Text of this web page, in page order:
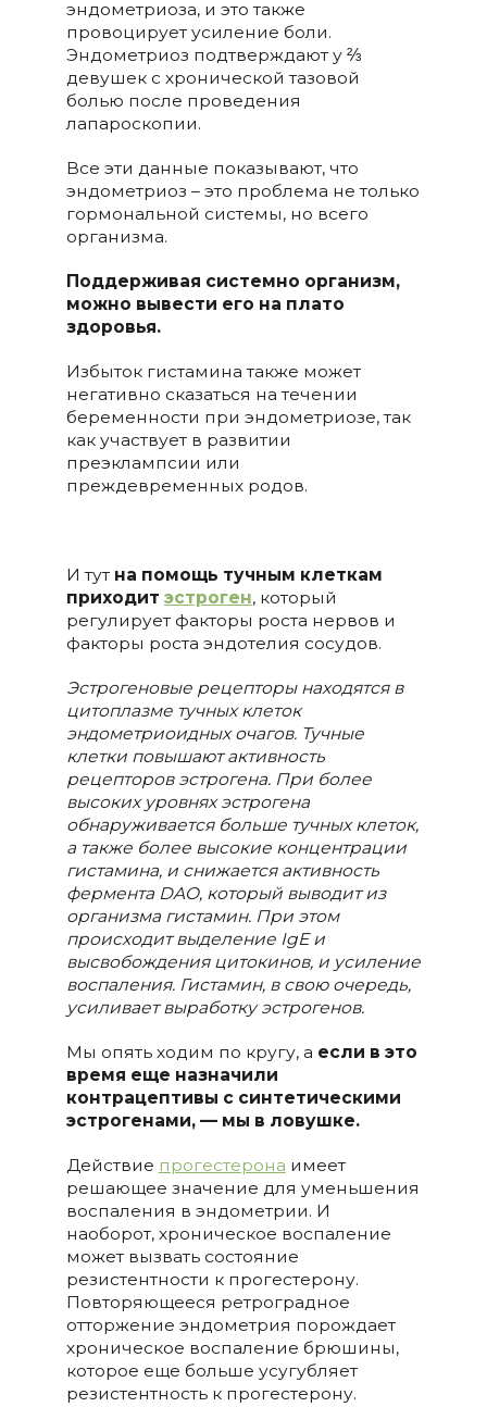
эндометриоза, и это также
провоцирует усиление боли.
Эндометриоз подтверждают у ⅔
девушек с хронической тазовой
болью после проведения
лапароскопии.
Все эти данные показывают, что
эндометриоз – это проблема не только
гормональной системы, но всего
организма.
Поддерживая системно организм,
можно вывести его на плато
здоровья.
Избыток гистамина также может
негативно сказаться на течении
беременности при эндометриозе, так
как участвует в развитии
преэклампсии или
преждевременных родов.
И тут на помощь тучным клеткам
приходит эстроген, который
регулирует факторы роста нервов и
факторы роста эндотелия сосудов.
Эстрогеновые рецепторы находятся в
цитоплазме тучных клеток
эндометриоидных очагов. Тучные
клеткиповышают активность
рецепторов эстрогена. При более
высоких уровнях эстрогена
обнаруживается больше тучных клеток,
а также более высокие концентрации
гистамина,и снижается активность
фермента DAO, который выводит из
организма гистамин. При этом
происходит выделение IgE и
высвобождения цитокинов, и усиление
воспаления. Гистамин,в свою очередь,
усиливает выработку эстрогенов.
Мы опять ходим по кругу, а если в это
время еще назначили
контрацептивы с синтетическими
эстрогенами, — мы в ловушке.
Действие прогестерона имеет
решающее значение для уменьшения
воспаления в эндометрии. И
наоборот, хроническое воспаление
может вызвать состояние
резистентности к прогестерону.
Повторяющееся ретроградное
отторжение эндометрия порождает
хроническое воспаление брюшины,
которое еще больше усугубляет
резистентность к прогестерону.